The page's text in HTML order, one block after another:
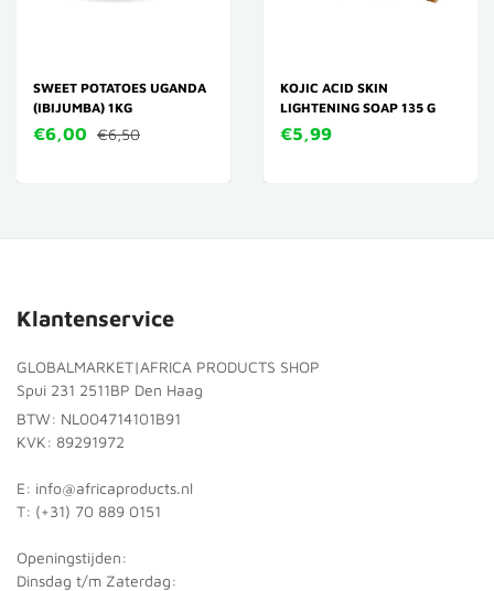
SWEET POTATOES UGANDA
(IBIJUMBA) 1KG
€6,00 €6,50
KOJIC ACID SKIN
LIGHTENING SOAP 135 G
€5,99
Klantenservice
GLOBALMARKET|AFRICA PRODUCTS SHOP
Spui 231 2511BP Den Haag
BTW: NL004714101B91
KVK: 89291972
E: info@africaproducts.nl
T: (+31) 70 889 0151
Openingstijden:
Dinsdag t/m Zaterdag: